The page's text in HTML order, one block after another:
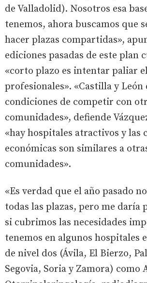
de Valladolid). Nosotros esa
tenemos, ahora buscamos que
hacer plazas compartidas»,
ediciones pasadas de este plan
«corto plazo es intentar paliar
profesionales». «Castilla y León
condiciones de competir con
comunidades», defiende
«hay hospitales atractivos y las
económicas son similares a
comunidades».
«Es verdad que el año pasado
todas las plazas, pero me daría
si cubrimos las necesidades
tenemos en algunos hospitales
de nivel dos (Ávila, El Bierzo,
Segovia, Soria y Zamora) como